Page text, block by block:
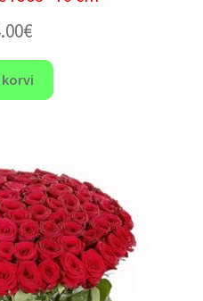
€
korvi